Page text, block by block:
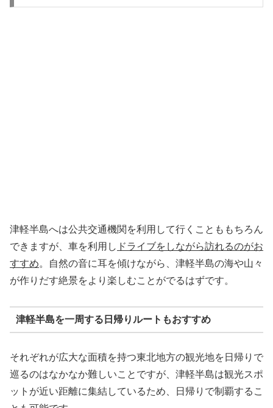
津軽半島へは公共交通機関を利用して行くことももちろん
できますが、車を利用し ドライブをしながら訪れるのがお
すすめ。自然の音に耳を傾けながら、津軽半島の海や山々
が作りだす絶景をより楽しむことがでるはずです。
津軽半島を一周する日帰りルートもおすすめ
それぞれが広大な面積を持つ東北地方の観光地を日帰りで
巡るのはなかなか難しいことですが、津軽半島は観光スポ
ットが近い距離に集結しているため、日帰りで制覇するこ